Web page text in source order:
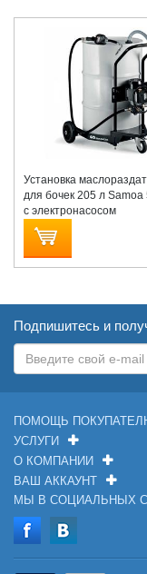
Установка
для бочек 205 л
с электронасосом
Подпишитесь и
ПОМОЩЬ
УСЛУГИ
О КОМПАНИИ
ВАШ АККАУНТ
МЫ В СОЦИАЛЬНЫХ